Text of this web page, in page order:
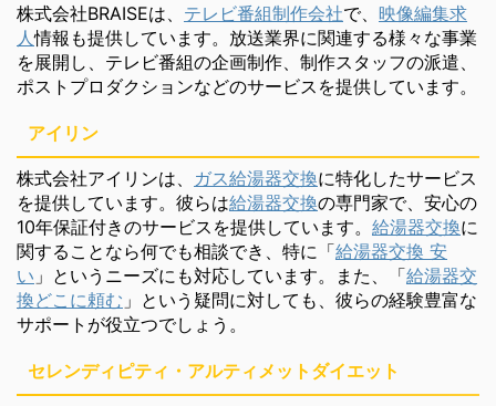
株式会社BRAISEは、 テレビ番組制作会社で、 映像編集求
人情報も提供しています。放送業界に関連する様々な事業
を展開し、テレビ番組の企画制作、制作スタッフの派遣、
ポストプロダクションなどのサービスを提供しています。
アイリン
株式会社アイリンは、 ガス給湯器交換に特化したサービス
を提供しています。彼らは給湯器交換の専門家で、安心の
10年保証付きのサービスを提供しています。 給湯器交換に
関することなら何でも相談でき、特に「給湯器交換 安
い 」というニーズにも対応しています。また、「給湯器交
換どこに頼む 」という疑問に対しても、彼らの経験豊富な
サポートが役立つでしょう。
セレンディピティ・アルティメットダイエット